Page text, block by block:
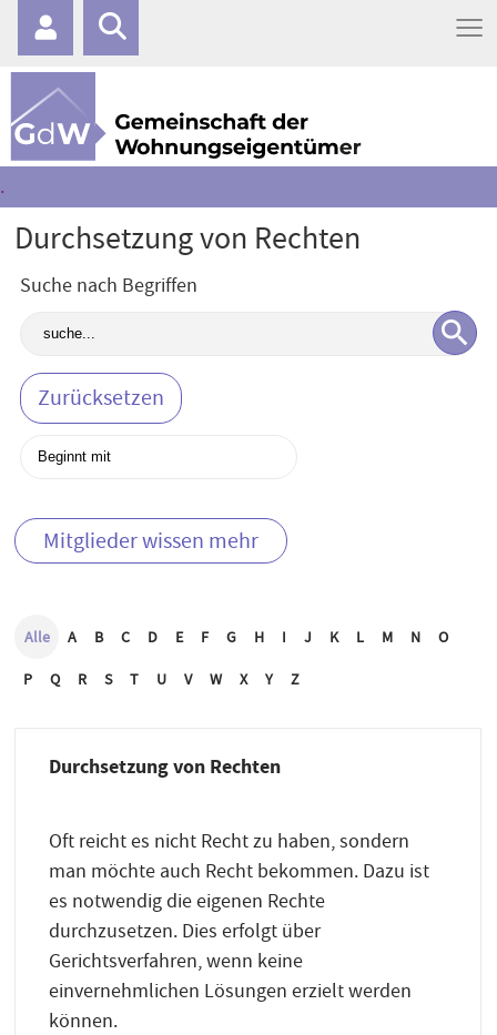
≡
.
Durchsetzung von Rechten
Suche nach Begriffen
Mitglieder wissen mehr
Alle A B C D E F G H I J K L M N O
P Q R S T U V W X Y Z
Durchsetzung von Rechten
Oft reicht es nicht Recht zu haben, sondern
man möchte auch Recht bekommen. Dazu ist
es notwendig die eigenen Rechte
durchzusetzen. Dies erfolgt über
Gerichtsverfahren, wenn keine
einvernehmlichen Lösungen erzielt werden
können.